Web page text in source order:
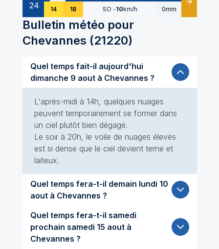
24 14 18 SO -10km/h 0mm Détails
Bulletin météo pour
Chevannes (21220)
Quel temps fait-il aujourd'hui
dimanche 9 aout à Chevannes ?
L'après-midi à 14h, quelques nuages
peuvent temporairement se former dans
un ciel plutôt bien dégagé.
Le soir à 20h, le voile de nuages élevés
est si dense que le ciel devient terne et
laiteux.
Quel temps fera-t-il demain lundi 10
aout à Chevannes ?
Quel temps fera-t-il samedi
prochain samedi 15 aout à
Chevannes ?